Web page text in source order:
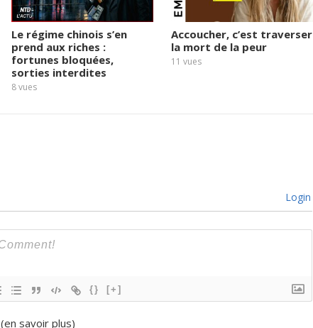
Le régime chinois s’en
prend aux riches :
fortunes bloquées,
sorties interdites
8vues
Accoucher, c’est traverser
la mort de la peur
11 vues
Login
{} [+]
(en savoir plus)